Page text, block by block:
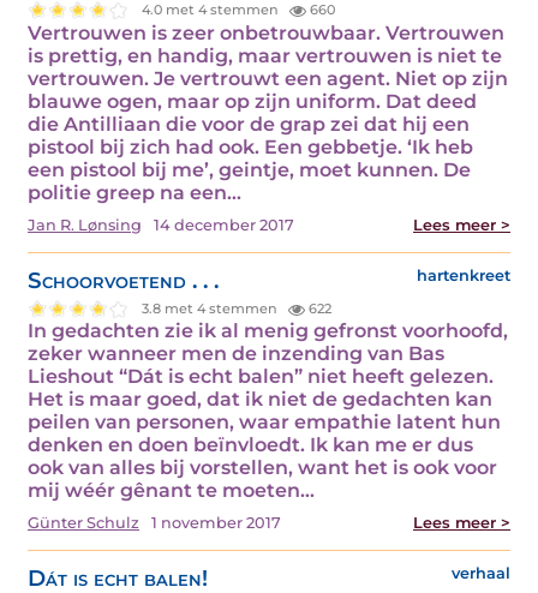
4.0 met 4 stemmen 660
Vertrouwen is zeer onbetrouwbaar. Vertrouwen
is prettig, en handig, maar vertrouwen is niet te
vertrouwen. Je vertrouwt een agent. Niet op zijn
blauwe ogen, maar op zijn uniform. Dat deed
die Antilliaan die voor de grap zei dat hij een
pistool bij zich had ook. Een gebbetje. ‘Ik heb
een pistool bij me’, geintje, moet kunnen. De
politie greep na een…
Jan R. Lønsing 14 december 2017 Lees meer >
Schoorvoetend . . . hartenkreet
3.8 met 4 stemmen 622
In gedachten zie ik al menig gefronst voorhoofd,
zeker wanneer men de inzending van Bas
Lieshout “Dát is echt balen” niet heeft gelezen.
Het is maar goed, dat ik niet de gedachten kan
peilen van personen, waar empathie latent hun
denken en doen beïnvloedt. Ik kan me er dus
ook van alles bij vorstellen, want het is ook voor
mij wéér gênant te moeten…
Günter Schulz 1 november 2017 Lees meer >
Dát is echt balen! verhaal